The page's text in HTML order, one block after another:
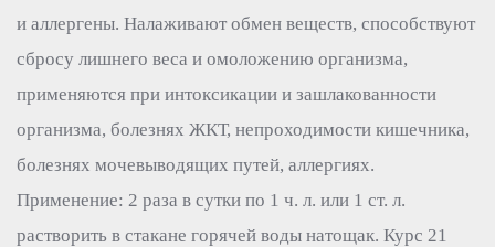
и аллергены. Налаживают обмен веществ, способствуют
сбросу лишнего веса и омоложению организма,
применяются при интоксикации и зашлакованности
организма, болезнях ЖКТ, непроходимости кишечника,
болезнях мочевыводящих путей, аллергиях.
Применение: 2 раза в сутки по 1 ч. л. или 1 ст. л.
растворить в стакане горячей воды натощак. Курс 21